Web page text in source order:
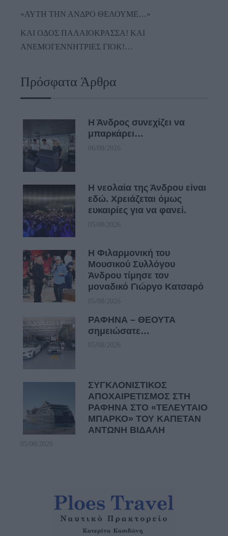
«ΑΥΤΗ ΤΗΝ ΑΝΔΡΟ ΘΕΛΟΥΜΕ…»
ΚΑΙ ΟΔΟΣ ΠΑΛΑIΟΚΡΑΣΣΑ! ΚΑΙ
ΑΝΕΜΟΓΕΝΝΗΤΡΙΕΣ ΓΙΟΚ!…
Πρόσφατα Άρθρα
Η Άνδρος συνεχίζει να
μπαρκάρει…
06/08/2026
Η νεολαία της Άνδρου είναι
εδώ. Χρειάζεται όμως
ευκαιρίες για να φανεί.
05/08/2026
Η Φιλαρμονική του
Μουσικού Συλλόγου
Άνδρου τίμησε τον
μοναδικό Γιώργο Κατσαρό
05/08/2026
ΡΑΦΗΝΑ – ΘΕΟΥΤΑ
σημειώσατε…
05/08/2026
ΣΥΓΚΛΟΝΙΣΤΙΚΟΣ
ΑΠΟΧΑΙΡΕΤΙΣΜΟΣ ΣΤΗ
ΡΑΦΗΝΑ ΣΤΟ «ΤΕΛΕΥΤΑΙΟ
ΜΠΑΡΚΟ» ΤΟΥ ΚΑΠΕΤΑΝ
ΑΝΤΩΝΗ ΒΙΔΑΛΗ
05/08/2026